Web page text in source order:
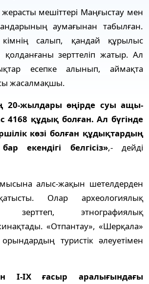
жерасты мешіттері Маңғыстау мен
аумағынан табылған.
салып, қандай құрылыс
қолданғаны зерттеліп жатыр. Ал
есепке алынып, аймақта
жасалмақшы.
20-жылдары өңірде суы ащы-
4168 құдық болған. Ал бүгінде
көзі болған құдықтардың
екендігі белгісіз»,- дейді
алыс-жақын шетелдерден
Олар археологиялық
зерттеп, этнографиялық
«Отпантау», «Шерқала»
туристік әлеуетімен
I-IX ғасыр аралығындағы